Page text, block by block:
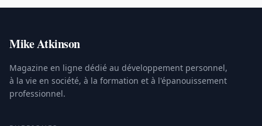
Mike Atkinson
Magazine en ligne dédié au développement personnel,
à la vie en société, à la formation et à l'épanouissement
professionnel.